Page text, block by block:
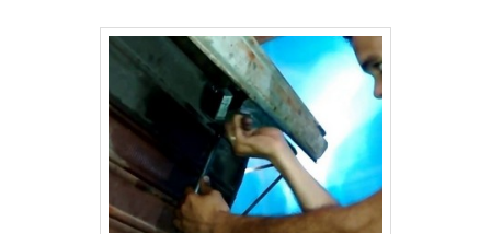
funcionamento acontece através do motor,
e pela segurança que oferecem aos
usuários.INFORMAÇÕES BÁSICAS SOBRE O
PRODUTOA fábrica de portas de enrolar
trabalha com materiais de qualidade superior,
como as chapas de aço galvanizadas, que
asseguram a resistência adequada, além da
durabilidade das portas. Dessa maneira, as